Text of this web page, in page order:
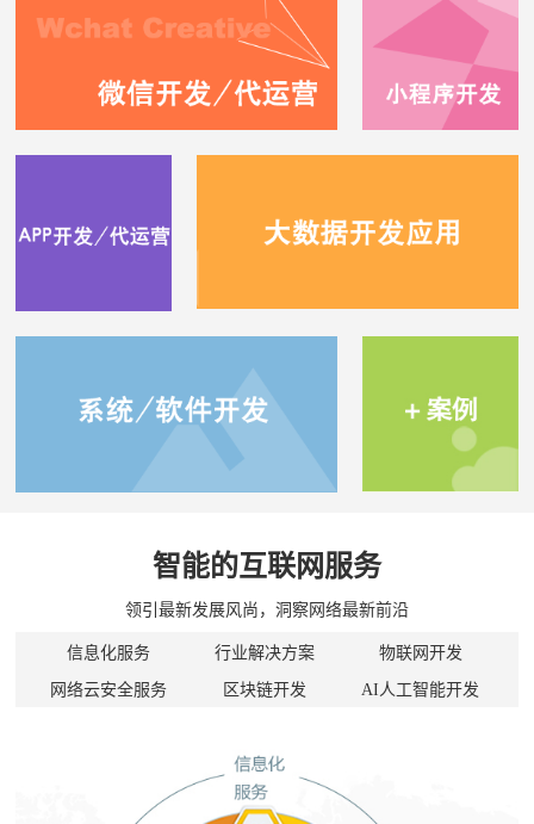
智能的互联网服务
领引最新发展风尚，洞察网络最新前沿
信息化服务 行业解决方案 物联网开发
网络云安全服务 区块链开发 AI人工智能开发